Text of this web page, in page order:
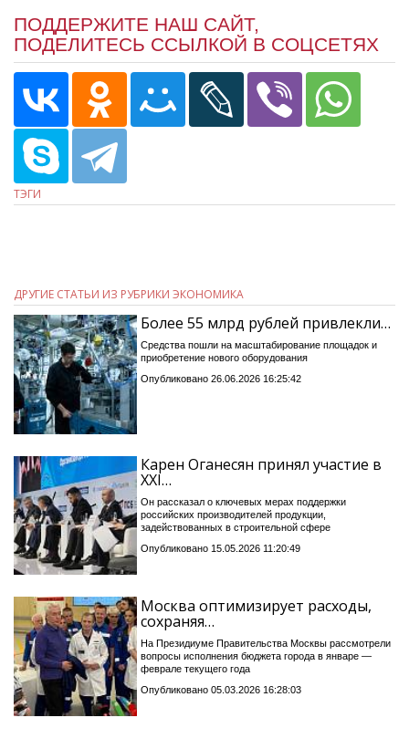
ПОДДЕРЖИТЕ НАШ САЙТ,
ПОДЕЛИТЕСЬ ССЫЛКОЙ В СОЦСЕТЯХ
ТЭГИ
ДРУГИЕ СТАТЬИ ИЗ РУБРИКИ ЭКОНОМИКА
Более 55 млрд рублей привлекли…
Средства пошли на масштабирование площадок и
приобретение нового оборудования
Опубликовано 26.06.2026 16:25:42
Карен Оганесян принял участие в
XXI…
Он рассказал о ключевых мерах поддержки
российских производителей продукции,
задействованных в строительной сфере
Опубликовано 15.05.2026 11:20:49
Москва оптимизирует расходы,
сохраняя…
На Президиуме Правительства Москвы рассмотрели
вопросы исполнения бюджета города в январе —
феврале текущего года
Опубликовано 05.03.2026 16:28:03